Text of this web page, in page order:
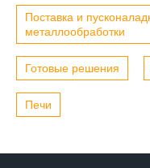
Поставка и
металлообработки
Готовые решения
Печи